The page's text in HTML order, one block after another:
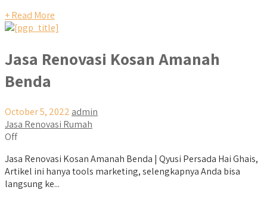
+ Read More
Jasa Renovasi Kosan Amanah
Benda
October 5, 2022 admin
Jasa Renovasi Rumah
Off
Jasa Renovasi Kosan Amanah Benda | Qyusi Persada Hai Ghais,
Artikel ini hanya tools marketing, selengkapnya Anda bisa
langsung ke...